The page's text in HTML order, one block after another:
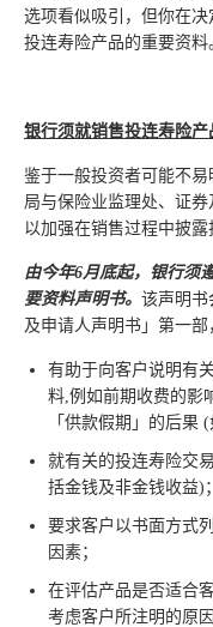
选项看似吸引，但你在
投连寿险产品的重要资料
银行须就销售投连寿险产
鉴于一般投资者可能不
局与保险业监理处、证券
以加强在销售过程中披露
由今年6月底起，银行须
要资料声明书。 该声明书
及申请人声明书」第一部
有助于向客户说明有
料,例如前期收费的影
「供款假期」的后果 (
就有关的投连寿险交
括金钱及非金钱收益)；
要求客户以书面方式
因素；
在评估产品是否适合
考虑客户所注明的原